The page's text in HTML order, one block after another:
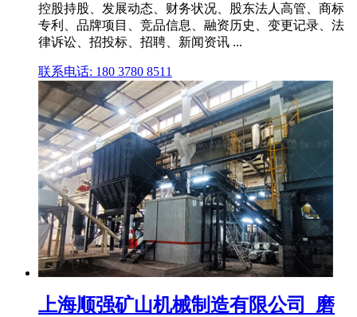
控股持股、发展动态、财务状况、股东法人高管、商标
专利、品牌项目、竞品信息、融资历史、变更记录、法
律诉讼、招投标、招聘、新闻资讯 ...
联系电话: 180 3780 8511
上海顺强矿山机械制造有限公司_磨